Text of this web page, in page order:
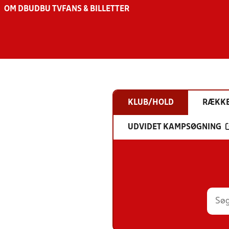
OM DBU DBU TV FANS & BILLETTER
KLUB/HOLD
UDVIDET KAMPSØGNING